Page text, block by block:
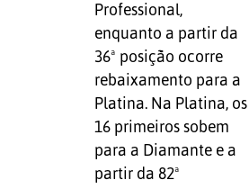
Professional,
enquanto a partir da
36ª posição ocorre
rebaixamento para a
Platina. Na Platina, os
16 primeiros sobem
para a Diamante e a
partir da 82ª